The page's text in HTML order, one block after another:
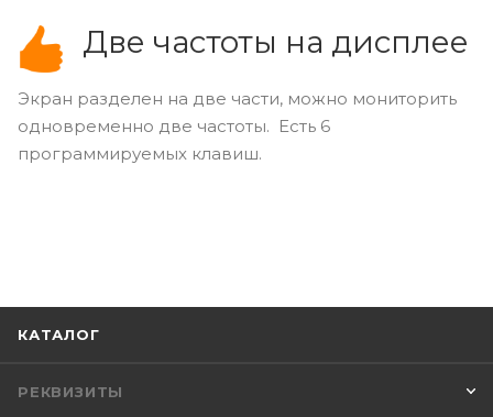
Две частоты на дисплее
Экран разделен на две части, можно мониторить
одновременно две частоты. Есть 6
программируемых клавиш.
КАТАЛОГ
РЕКВИЗИТЫ